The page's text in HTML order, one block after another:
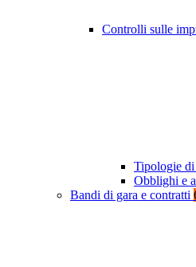
Controlli sulle
Tipologie
Obblighi e
Bandi di gara e contratti